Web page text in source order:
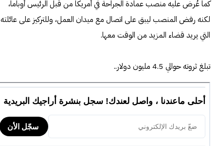
كما عُرض عليه منصب عمادة الجراحة في أمريكا من قبل الرئيس أوباما،
لكنه رفض المنصب ليبق على اتصال مع ميدان العمل، وللتركيز على عائلته
التي يريد قضاء المزيد من الوقت معها.
تبلغ ثروته حوالي 4.5 مليون دولار..